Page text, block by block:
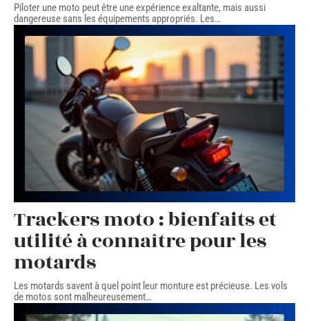
Piloter une moto peut être une expérience exaltante, mais aussi
dangereuse sans les équipements appropriés. Les…
Trackers moto : bienfaits et
utilité à connaître pour les
motards
Les motards savent à quel point leur monture est précieuse. Les vols
de motos sont malheureusement…